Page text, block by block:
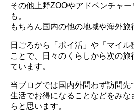
その他上野ZOOやアドベンチャ
も。
もちろん国内の他の地域や海外旅
日ごろから「ポイ活」や「マイル
ことで、日々のくらしから次の旅
ています。
当ブログでは国内外問わず訪問先
生活でお得になることなどをみな
らと思います。